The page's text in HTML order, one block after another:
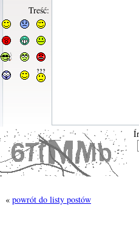
Treść:
« powrót do listy postów